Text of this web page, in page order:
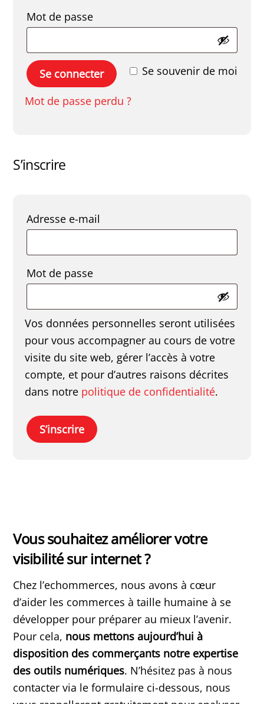
Mot de passe
Se souvenir de moi
Se connecter
Mot de passe perdu ?
S’inscrire
Adresse e-mail
Mot de passe
Vos données personnelles seront utilisées
pour vous accompagner au cours de votre
visite du site web, gérer l’accès à votre
compte, et pour d’autres raisons décrites
dans notre politique de confidentialité.
S’inscrire
Vous souhaitez améliorer votre
visibilité sur internet ?
Chez l’echommerces, nous avons à cœur
d’aider les commerces à taille humaine à se
développer pour préparer au mieux l’avenir.
Pour cela, nous mettons aujourd’hui à
disposition des commerçants notre expertise
des outils numériques. N’hésitez pas à nous
contacter via le formulaire ci-dessous, nous